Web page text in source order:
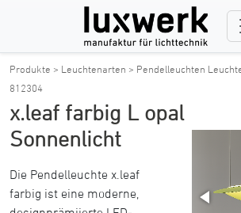
Produkte > Leuchtenarten > Pendelleuchten
812304
x.leaf farbig L opal
Sonnenlicht
Die Pendelleuchte x.leaf
farbig ist eine moderne,